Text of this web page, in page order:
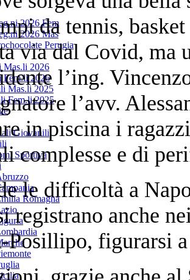
2026 Fem
2026 Mas
Perugia
Mas.li 2026
Fem.li 2026
Mas.li 2025
Fem.li 2025
Giovanili
Sportiva
Romagna
da tennis,
via dal Covid, ma
l’ing.
l’avv.
in piscina i
complesse e di
le difficoltà a
registrano anche
Posillipo, figurarsi